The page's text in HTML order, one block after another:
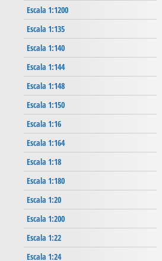
Escala 1:1200
Escala 1:135
Escala 1:140
Escala 1:144
Escala 1:148
Escala 1:150
Escala 1:16
Escala 1:164
Escala 1:18
Escala 1:180
Escala 1:20
Escala 1:200
Escala 1:22
Escala 1:24